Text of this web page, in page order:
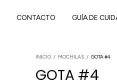
CONTACTO GUÍA DE
INICIO / MOCHILAS / GOTA #4
GOTA #4